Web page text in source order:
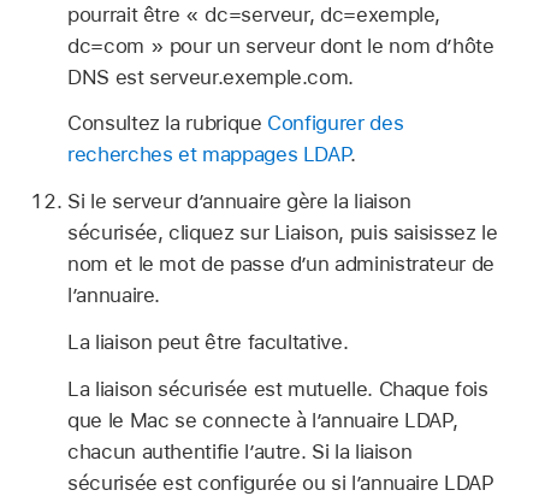
pourrait être « dc=serveur, dc=exemple,
dc=com » pour un serveur dont le nom d’hôte
DNS est serveur.exemple.com.
Consultez la rubrique Configurer des
recherches et mappages LDAP.
Si le serveur d’annuaire gère la liaison
sécurisée, cliquez sur Liaison, puis saisissez le
nom et le mot de passe d’un administrateur de
l’annuaire.
La liaison peut être facultative.
La liaison sécurisée est mutuelle. Chaque fois
que le Mac se connecte à l’annuaire LDAP,
chacun authentifie l’autre. Si la liaison
sécurisée est configurée ou si l’annuaire LDAP